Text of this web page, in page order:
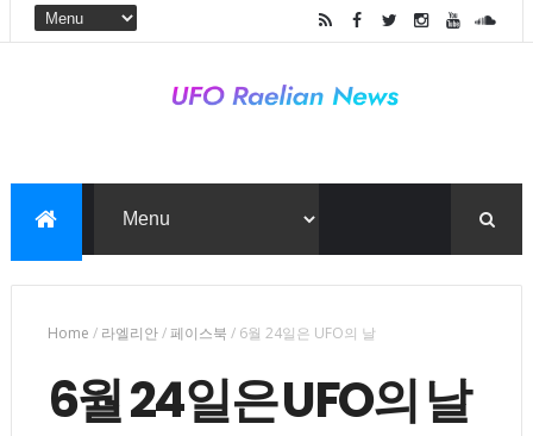
Home / 라엘리안/페이스북 / 6월 24일은 UFO의 날
6월 24일은 UFO의 날